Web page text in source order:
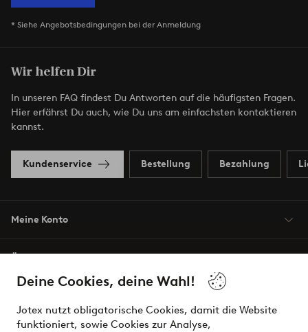
Deine Cookies, deine Wahl!
Jotex nutzt obligatorische Cookies, damit die Website
funktioniert, sowie Cookies zur Analyse,
* Siehe Angebotsbedingungen bei der Anmeldung
Wir helfen Dir
In unseren FAQ findest Du Antworten auf die häufigsten Fragen.
Hier erfährst Du auch, wie Du uns am einfachsten kontaktieren
kannst.
Kundenservice Bestellung Bezahlung
Meine Konto